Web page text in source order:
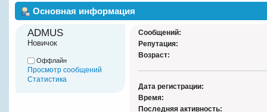
Основная информация
ADMUS
Новичок
Оффлайн
Просмотр сообщений
Статистика
Сообщений:
Репутация:
Возраст:
Дата регистрации:
Время:
Последняя активность: